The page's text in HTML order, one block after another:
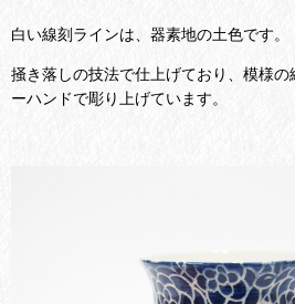
白い線刻ラインは、器素地の土色です。
掻き落しの技法で仕上げており、模様の
ーハンドで彫り上げています。